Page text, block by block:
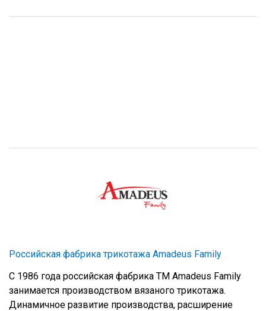
Российская фабрика трикотажа Amadeus Family
С 1986 года российская фабрика ТМ Amadeus Family
занимается производством вязаного трикотажа.
Динамичное развитие производства, расширение